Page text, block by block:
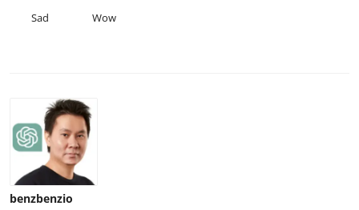
Sad Wow
benzbenzio